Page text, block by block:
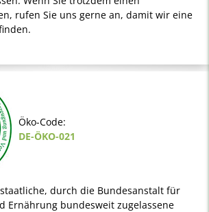
rufen Sie uns gerne an, damit wir eine
Öko-Code:
DE-ÖKO-021
durch die Bundesanstalt für
Ernährung bundesweit zugelassene